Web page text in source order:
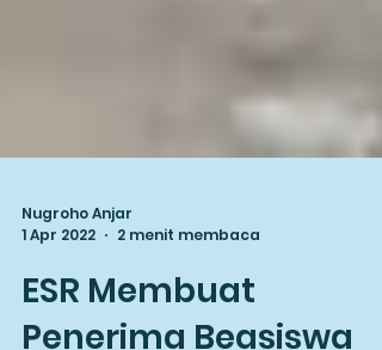
Nugroho Anjar
2 menit membaca